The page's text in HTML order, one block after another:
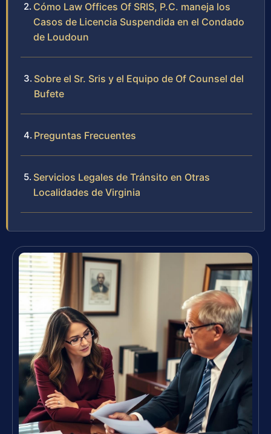
Cómo Law Offices Of SRIS, P.C. maneja los
Casos de Licencia Suspendida en el Condado
de Loudoun
Sobre el Sr. Sris y el Equipo de Of Counsel del
Bufete
Preguntas Frecuentes
Servicios Legales de Tránsito en Otras
Localidades de Virginia